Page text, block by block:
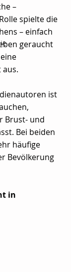
–
spielte die
– einfach
geraucht
ist
Brust- und
Bei beiden
häufige
Bevölkerung
in